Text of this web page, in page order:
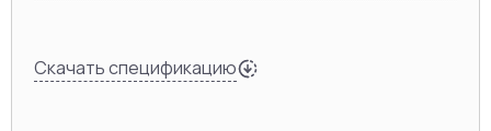
Скачать спецификацию